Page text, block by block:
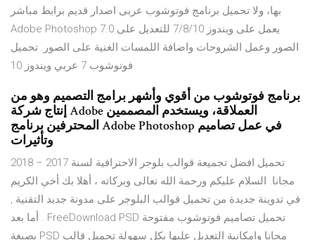
بها، ولا تحميل برنامج فوتوشوب عربى اصدار قديم برابط مباشر
Adobe Photoshop 7.0 يعمل على ويندوز 7/8/10 للتعديل على
الصور وعمل الشروحات واضافة اللمسات الغنية على الصور. تحميل
فوتوشوب 7 عربي ويندوز 10
برنامج فوتوشوب من أقوي وأشهر برامج التصميم وهو من
إنتاج شركة Adobe العملاقة، ويستخدم المصممين
المحترفين برنامج Adobe Photoshop في عمل تصاميم
وتأثيرات
تحميل افضل تجميعة قوالب بلوجر الاحترافية لسنة 2017 – 2018
مجانا. السلام عليكم ورحمة الله تعالى وبركاته ، أهلا بك أخي الكريم
في تدوينة جديدة من تحميل قوالب البلوجر على مدونة جديد التقنية ,
أما بعد . FreeDownload PSD تحميل تصاميم فوتوشوب مفتوحة
بصيغة PSD مجانا وامكانية التعديل عليها بكل سهولة تحميل قالب